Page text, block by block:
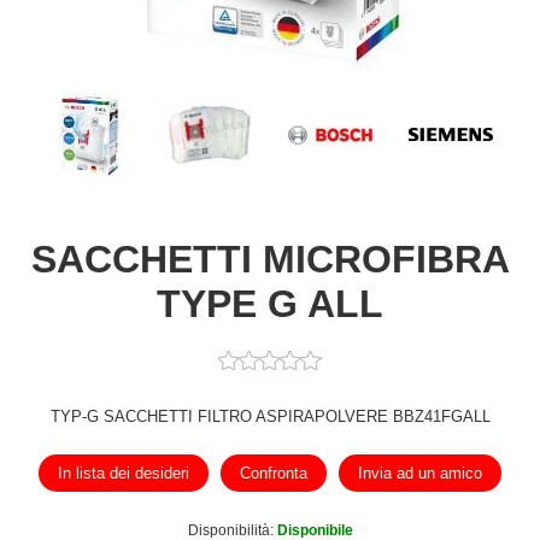
SACCHETTI MICROFIBRA
TYPE G ALL
TYP-G SACCHETTI FILTRO ASPIRAPOLVERE BBZ41FGALL
In lista dei desideri Confronta Invia ad un amico
Disponibilità: Disponibile